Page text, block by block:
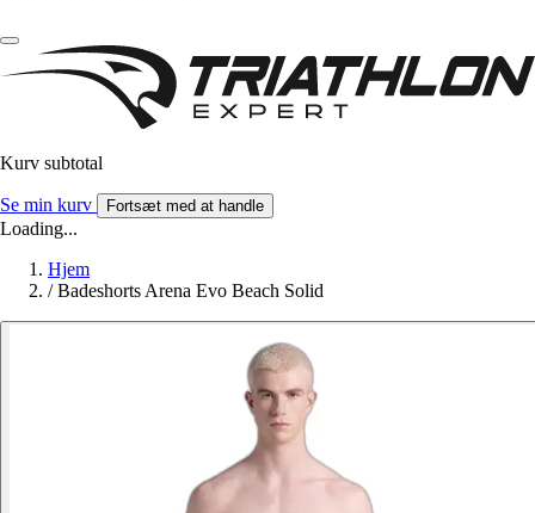
Kurv subtotal
Se min kurv Fortsæt med at handle
Loading...
Hjem
/ Badeshorts Arena Evo Beach Solid